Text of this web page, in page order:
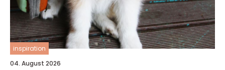
inspiration
04. August 2026